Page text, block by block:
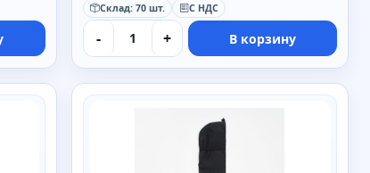
Склад: 70 шт.
С НДС
- + В корзину
SAIMAA